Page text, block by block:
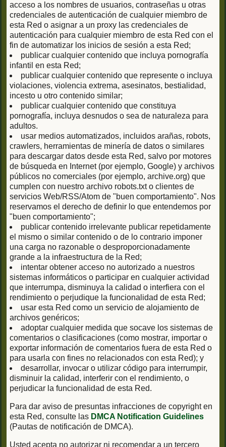
acceso a los nombres de usuarios, contraseñas u otras
credenciales de autenticación de cualquier miembro de
esta Red o asignar a un proxy las credenciales de
autenticación para cualquier miembro de esta Red con el
fin de automatizar los inicios de sesión a esta Red;
publicar cualquier contenido que incluya pornografía
infantil en esta Red;
publicar cualquier contenido que represente o incluya
violaciones, violencia extrema, asesinatos, bestialidad,
incesto u otro contenido similar;
publicar cualquier contenido que constituya
pornografía, incluya desnudos o sea de naturaleza para
adultos.
usar medios automatizados, incluidos arañas, robots,
crawlers, herramientas de minería de datos o similares
para descargar datos desde esta Red, salvo por motores
de búsqueda en Internet (por ejemplo, Google) y archivos
públicos no comerciales (por ejemplo, archive.org) que
cumplen con nuestro archivo robots.txt o clientes de
servicios Web/RSS/Atom de "buen comportamiento". Nos
reservamos el derecho de definir lo que entendemos por
"buen comportamiento";
publicar contenido irrelevante publicar repetidamente
el mismo o similar contenido o de lo contrario imponer
una carga no razonable o desproporcionadamente
grande a la infraestructura de la Red;
intentar obtener acceso no autorizado a nuestros
sistemas informáticos o participar en cualquier actividad
que interrumpa, disminuya la calidad o interfiera con el
rendimiento o perjudique la funcionalidad de esta Red;
usar esta Red como un servicio de alojamiento de
archivos genéricos;
adoptar cualquier medida que socave los sistemas de
comentarios o clasificaciones (como mostrar, importar o
exportar información de comentarios fuera de esta Red o
para usarla con fines no relacionados con esta Red); y
desarrollar, invocar o utilizar código para interrumpir,
disminuir la calidad, interferir con el rendimiento, o
perjudicar la funcionalidad de esta Red.
Para dar aviso de presuntas infracciones de copyright en
esta Red, consulte las DMCA Notification Guidelines
(Pautas de notificación de DMCA).
Usted acepta no autorizar ni recomendar a un tercero